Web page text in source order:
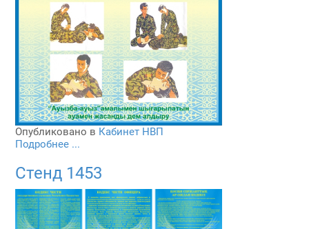
Опубликовано в Кабинет НВП
Подробнее ...
Стенд 1453